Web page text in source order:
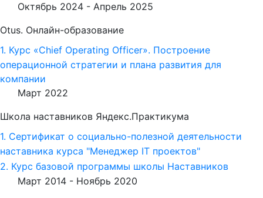
Октябрь 2024 - Апрель 2025
Otus. Онлайн-образование
1. Курс «Chief Operating Officer». Построение
операционной стратегии и плана развития для
компании
Март 2022
Школа наставников Яндекс.Практикума
1. Сертификат о социально-полезной деятельности
наставника курса "Менеджер IT проектов"
2. Курс базовой программы школы Наставников
Март 2014 - Ноябрь 2020